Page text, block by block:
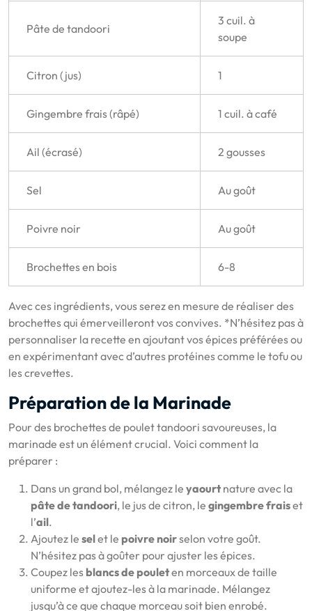
Pâte de tandoori
3 cuil. à
soupe
Citron (jus) 1
Gingembre frais (râpé) 1 cuil. à café
Ail (écrasé) 2 gousses
Sel Au goût
Poivre noir Au goût
Brochettes en bois 6-8
Avec ces ingrédients, vous serez en mesure de réaliser des
brochettes qui émerveilleront vos convives. *N’hésitez pas à
personnaliser la recette en ajoutant vos épices préférées ou
en expérimentant avec d’autres protéines comme le tofu ou
les crevettes.
Préparation de la Marinade
Pour des brochettes de poulet tandoori savoureuses, la
marinade est un élément crucial. Voici comment la
préparer :
Dans un grand bol, mélangez le yaourt nature avec la
pâte de tandoori, le jus de citron, le gingembre fraiset
l’ail.
Ajoutez le selet le poivre noirselon votre goût.
N’hésitez pas à goûter pour ajuster les épices.
Coupez les blancs de pouleten morceaux de taille
uniforme et ajoutez-les à la marinade. Mélangez
jusqu’à ce que chaque morceau soit bien enrobé.